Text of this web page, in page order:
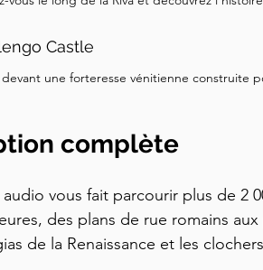
Castle
devant une forteresse vénitienne construite
complète
vous fait parcourir plus de 2
des plans de rue romains
de la Renaissance et les